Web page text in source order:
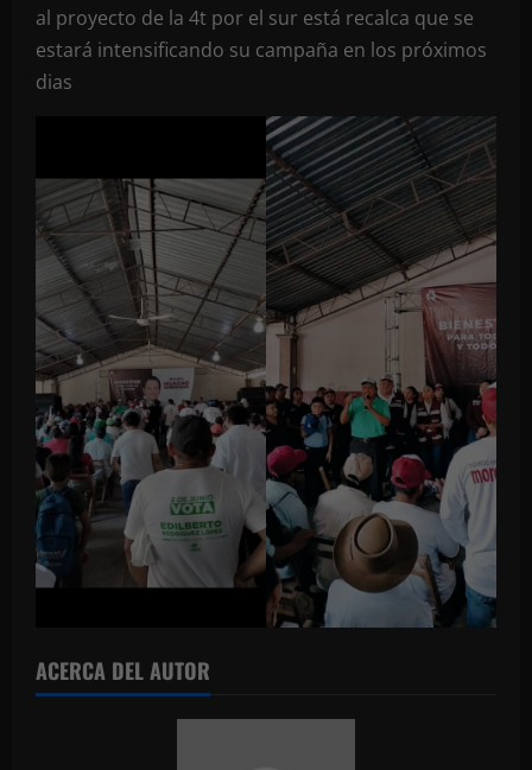
al proyecto de la 4t por el sur está recalca que se
estará intensificando su campaña en los próximos
dias
ACERCA DEL AUTOR